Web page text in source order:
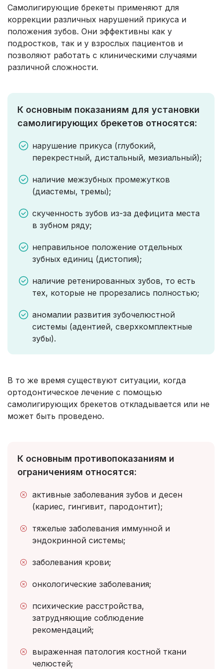
Самолигирующие брекеты применяют для
коррекции различных нарушений прикуса и
положения зубов. Они эффективны как у
подростков, так и у взрослых пациентов и
позволяют работать с клиническими случаями
различной сложности.
К основным показаниям для установки
самолигирующих брекетов относятся:
нарушение прикуса (глубокий,
перекрестный, дистальный, мезиальный);
наличие межзубных промежутков
(диастемы, тремы);
скученность зубов из-за дефицита места
в зубном ряду;
неправильное положение отдельных
зубных единиц (дистопия);
наличие ретенированных зубов, то есть
тех, которые не прорезались полностью;
аномалии развития зубочелюстной
системы (адентией, сверхкомплектные
зубы).
В то же время существуют ситуации, когда
ортодонтическое лечение с помощью
самолигирующих брекетов откладывается или не
может быть проведено.
К основным противопоказаниям и
ограничениям относятся:
активные заболевания зубов и десен
(кариес, гингивит, пародонтит);
тяжелые заболевания иммунной и
эндокринной системы;
заболевания крови;
онкологические заболевания;
психические расстройства,
затрудняющие соблюдение
рекомендаций;
выраженная патология костной ткани
челюстей;